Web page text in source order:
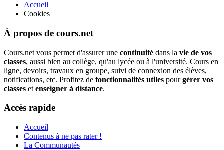
Accueil
Cookies
À propos de cours.net
Cours.net vous permet d'assurer une continuité dans la vie de vos
classes, aussi bien au collège, qu'au lycée ou à l'université. Cours en
ligne, devoirs, travaux en groupe, suivi de connexion des élèves,
notifications, etc. Profitez de fonctionnalités utiles pourgérer vos
classes et enseigner à distance.
Accès rapide
Accueil
Contenus à ne pas rater !
La Communautés